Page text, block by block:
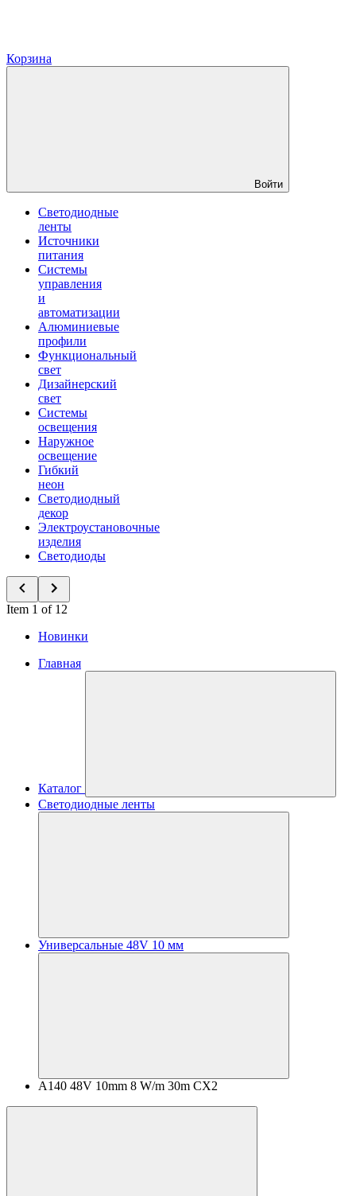
Корзина
Войти
Светодиодные
ленты
Источники
питания
Системы
управления
и
автоматизации
Алюминиевые
профили
Функциональный
свет
Дизайнерский
свет
Системы
освещения
Наружное
освещение
Гибкий
неон
Светодиодный
декор
Электроустановочные
изделия
Светодиоды
Item 1 of 12
Новинки
Главная
Каталог
Светодиодные ленты
Универсальные 48V 10 мм
A140 48V 10mm 8 W/m 30m CX2